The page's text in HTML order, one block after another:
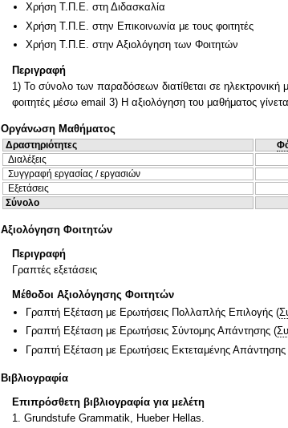
Χρήση Τ.Π.Ε. στη Διδασκαλία
Χρήση Τ.Π.Ε. στην Επικοινωνία με τους φοιτητές
Χρήση Τ.Π.Ε. στην Αξιολόγηση των Φοιτητών
Περιγραφή
1) Το σύνολο των παραδόσεων διατίθεται σε ηλεκτρονική
φοιτητές μέσω email 3) Η αξιολόγηση του μαθήματος
Οργάνωση Μαθήματος
Δραστηριότητες
Διαλέξεις
Συγγραφή εργασίας / εργασιών
Εξετάσεις
Σύνολο
Αξιολόγηση Φοιτητών
Περιγραφή
Γραπτές εξετάσεις
Μέθοδοι Αξιολόγησης Φοιτητών
Γραπτή Εξέταση με Ερωτήσεις Πολλαπλής Επιλογής (
Γραπτή Εξέταση με Ερωτήσεις Σύντομης Απάντησης (
Γραπτή Εξέταση με Ερωτήσεις Εκτεταμένης Απάντησης
Βιβλιογραφία
Επιπρόσθετη βιβλιογραφία για μελέτη
1. Grundstufe Grammatik, Hueber Hellas.